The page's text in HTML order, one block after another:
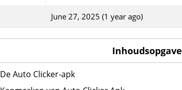
June 27, 2025 (1 year ago)
Inhoudsopgave
De Auto Clicker-apk